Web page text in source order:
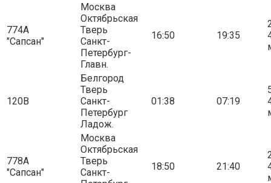
774А
"Сапсан"
Москва
Октябрьская
Тверь
Санкт-
Петербург-
Главн.
16:50 19:35
120В
Белгород
Тверь
Санкт-
Петербург
Ладож.
01:38 07:19
778А
"Сапсан"
Москва
Октябрьская
Тверь
Санкт-
18:50 21:40